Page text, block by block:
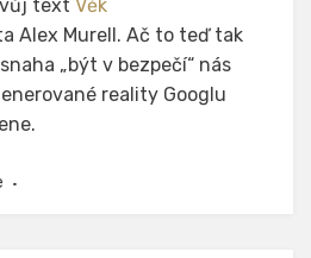
text Věk
Alex Murell. Ač to teď tak
„být v bezpečí“ nás
reality Googlu